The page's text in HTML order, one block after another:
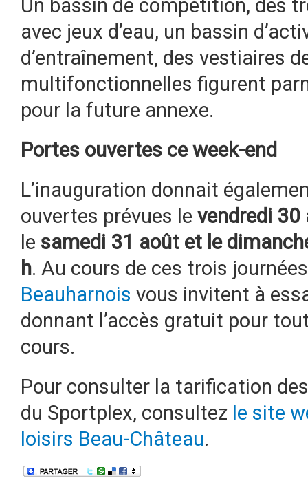
Un bassin de compétition, des
avec jeux d’eau, un bassin
d’entraînement, des vestiaires
multifonctionnelles figurent
pour la future annexe.
Portes ouvertes ce week-end
L’inauguration donnait
ouvertes prévues le vendredi 30
le samedi 31 août et le
h. Au cours de ces trois
Beauharnois vous invitent à
donnant l’accès gratuit pour
cours.
Pour consulter la tarification
du Sportplex, consultez le site
loisirs Beau-Château.